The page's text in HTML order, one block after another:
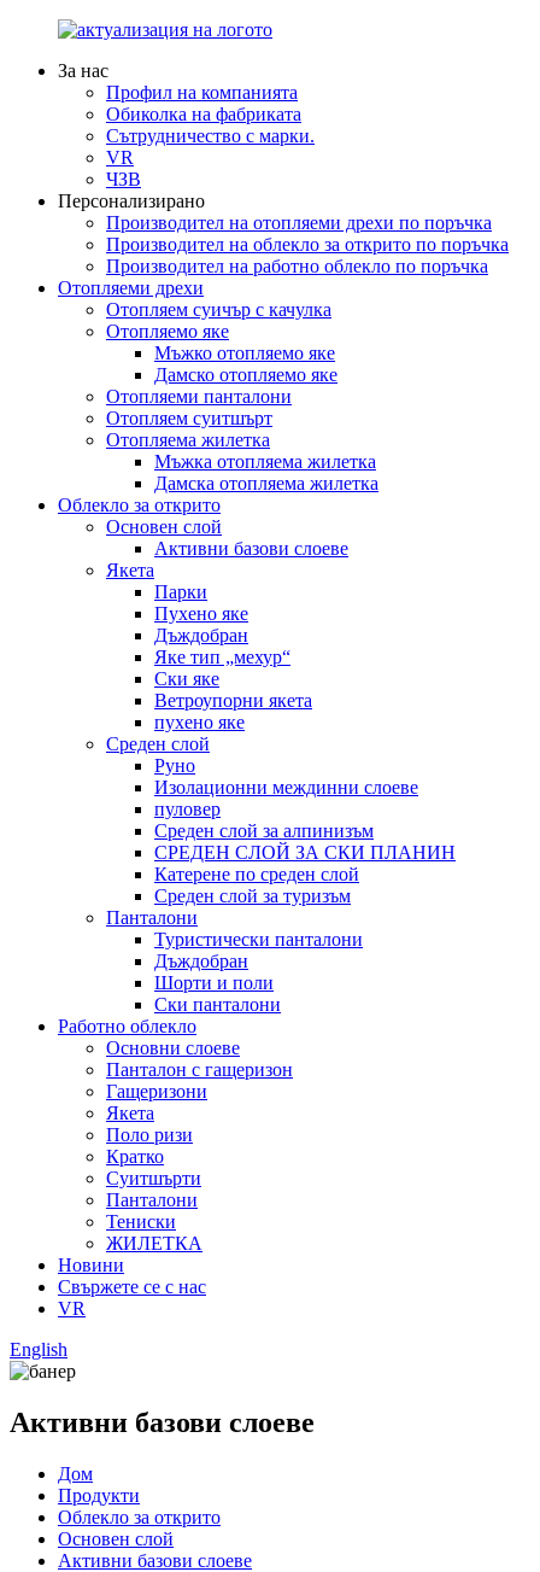
За нас
Профил на компанията
Обиколка на фабриката
Сътрудничество с марки.
VR
ЧЗВ
Персонализирано
Производител на отопляеми дрехи по поръчка
Производител на облекло за открито по поръчка
Производител на работно облекло по поръчка
Отопляеми дрехи
Отопляем суичър с качулка
Отопляемо яке
Мъжко отопляемо яке
Дамско отопляемо яке
Отопляеми панталони
Отопляем суитшърт
Отопляема жилетка
Мъжка отопляема жилетка
Дамска отопляема жилетка
Облекло за открито
Основен слой
Активни базови слоеве
Якета
Парки
Пухено яке
Дъждобран
Яке тип „мехур“
Ски яке
Ветроупорни якета
пухено яке
Среден слой
Руно
Изолационни междинни слоеве
пуловер
Среден слой за алпинизъм
СРЕДЕН СЛОЙ ЗА СКИ ПЛАНИН
Катерене по среден слой
Среден слой за туризъм
Панталони
Туристически панталони
Дъждобран
Шорти и поли
Ски панталони
Работно облекло
Основни слоеве
Панталон с гащеризон
Гащеризони
Якета
Поло ризи
Кратко
Суитшърти
Панталони
Тениски
ЖИЛЕТКА
Новини
Свържете се с нас
VR
English
Активни базови слоеве
Дом
Продукти
Облекло за открито
Основен слой
Активни базови слоеве